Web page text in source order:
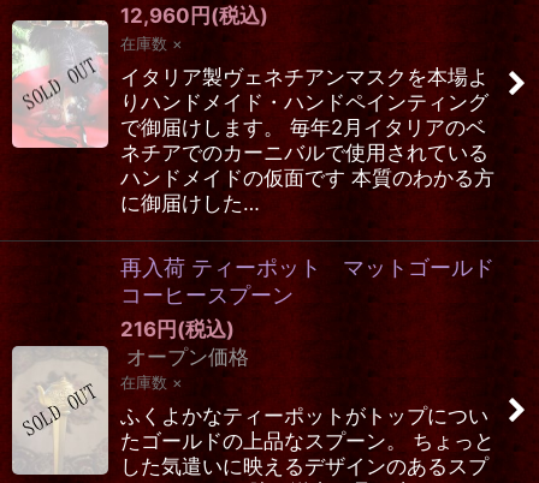
12,960 円 (税込)
在庫数 ×
イタリア製ヴェネチアンマスクを本場よ
りハンドメイド・ハンドペインティング
で御届けします。 毎年2月イタリアのベ
ネチアでのカーニバルで使用されている
ハンドメイドの仮面です 本質のわかる方
に御届けした…
再入荷 ティーポット マットゴールド
コーヒースプーン
216円 (税込)
オープン価格
在庫数 ×
ふくよかなティーポットがトップについ
たゴールドの上品なスプーン。 ちょっと
した気遣いに映えるデザインのあるスプ